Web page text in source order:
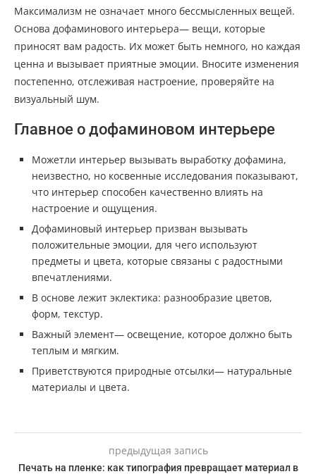
Максимализм не означает много бессмысленных вещей.
Основа дофаминового интерьера— вещи, которые
приносят вам радость. Их может быть немного, но каждая
ценна и вызывает приятные эмоции. Вносите изменения
постепенно, отслеживая настроение, проверяйте на
визуальный шум.
Главное о дофаминовом интерьере
Можетли интерьер вызывать выработку дофамина,
неизвестно, но косвенные исследования показывают,
что интерьер способен качественно влиять на
настроение и ощущения.
Дофаминовый интерьер призван вызывать
положительные эмоции, для чего используют
предметы и цвета, которые связаны с радостными
впечатлениями.
В основе лежит эклектика: разнообразие цветов,
форм, текстур.
Важный элемент— освещение, которое должно быть
теплым и мягким.
Приветствуются природные отсылки— натуральные
материалы и цвета.
предыдущая запись
Печать на пленке: как типография превращает материал в